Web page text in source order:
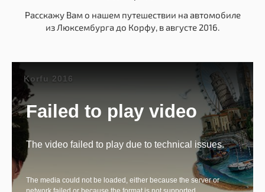
Расскажу Вам о нашем путешествии на автомобиле
из Люксембурга до Корфу, в августе 2016.